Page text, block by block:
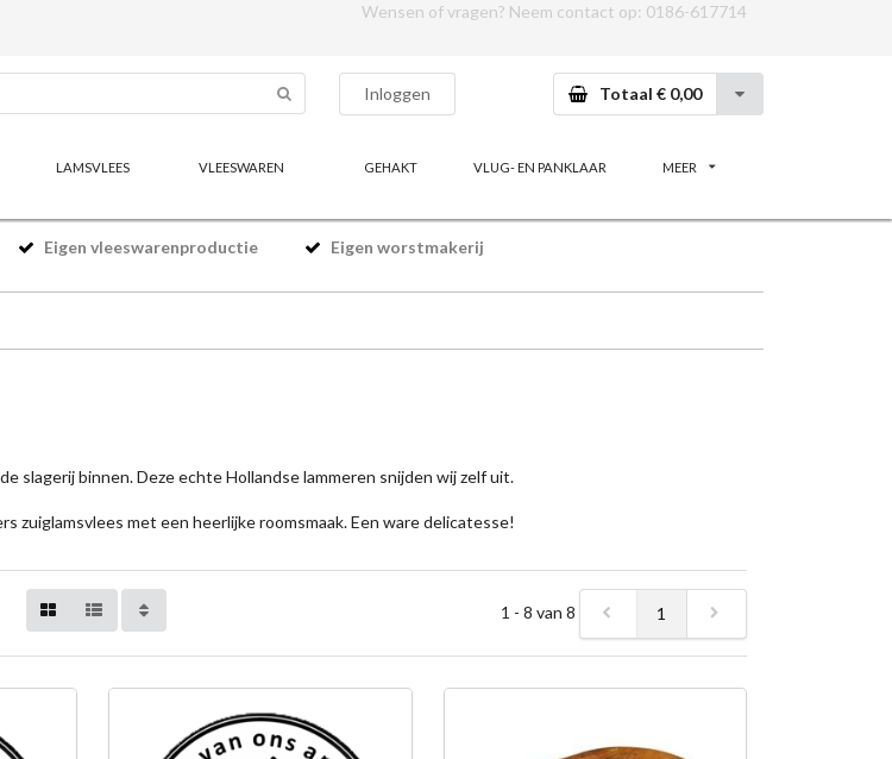
Wensen of vragen? Neem contact op: 0186-617714
Inloggen Totaal € 0,00
LAMSVLEES VLEESWAREN GEHAKT VLUG- EN PANKLAAR MEER
Eigen vleeswarenproductie Eigen worstmakerij
slagerij binnen. Deze echte Hollandse lammeren snijden wij zelf uit.
zuiglamsvlees met een heerlijke roomsmaak. Een ware delicatesse!
1 - 8 van 8 1